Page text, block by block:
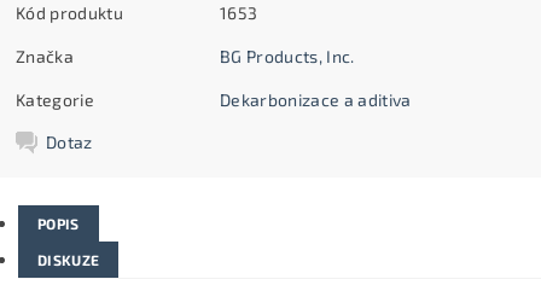
Kód produktu 1653
Značka BG Products, Inc.
Kategorie Dekarbonizace a aditiva
Dotaz
POPIS
DISKUZE